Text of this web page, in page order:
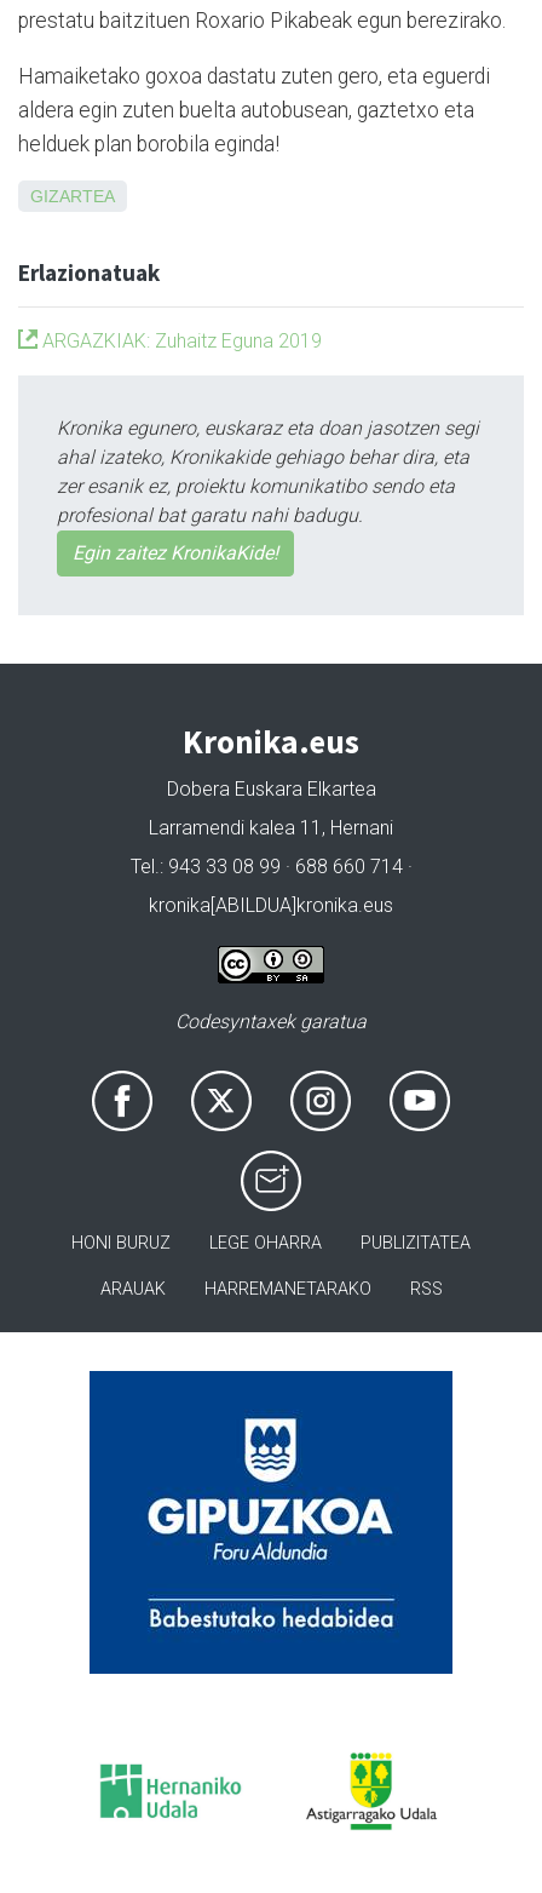
prestatu baitzituen Roxario Pikabeak egun berezirako.
Hamaiketako goxoa dastatu zuten gero, eta eguerdi
aldera egin zuten buelta autobusean, gaztetxo eta
helduek plan borobila eginda!
GIZARTEA
Erlazionatuak
ARGAZKIAK: Zuhaitz Eguna 2019
Kronika egunero, euskaraz eta doan jasotzen segi
ahal izateko, Kronikakide gehiago behar dira, eta
zer esanik ez, proiektu komunikatibo sendo eta
profesional bat garatu nahi badugu.
Egin zaitez KronikaKide!
Kronika.eus
Dobera Euskara Elkartea
Larramendi kalea 11, Hernani
Tel.: 943 33 08 99 · 688 660 714 ·
kronika[ABILDUA]kronika.eus
Codesyntaxek garatua
HONI BURUZ LEGE OHARRA PUBLIZITATEA
ARAUAK HARREMANETARAKO RSS